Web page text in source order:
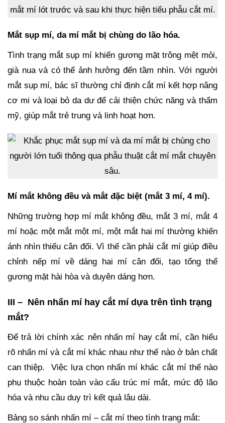
Mắt sụp mí, da mí mắt bị chùng do lão hóa.
Tình trạng mắt sụp mí khiến gương mặt trông mệt mỏi,
già nua và có thể ảnh hưởng đến tầm nhìn. Với người
mắt sụp mí, bác sĩ thường chỉ định cắt mí kết hợp nâng
cơ mi và loại bỏ da dư để cải thiện chức năng và thẩm
mỹ, giúp mắt trẻ trung và linh hoạt hơn.
Mí mắt không đều và mắt đặc biệt (mắt 3 mí, 4 mí).
Những trường hợp mí mắt không đều, mắt 3 mí, mắt 4
mí hoặc một mắt một mí, một mắt hai mí thường khiến
ánh nhìn thiếu cân đối. Vì thế cần phải cắt mí giúp điều
chỉnh nếp mí về dáng hai mí cân đối, tạo tổng thể
gương mặt hài hòa và duyên dáng hơn.
III – Nên nhấn mí hay cắt mí dựa trên tình trạng
mắt?
Để trả lời chính xác nên nhấn mí hay cắt mí, cần hiểu
rõ nhấn mí và cắt mí khác nhau như thế nào ở bản chất
can thiệp. Việc lựa chọn nhấn mí khác cắt mí thế nào
phụ thuộc hoàn toàn vào cấu trúc mí mắt, mức độ lão
hóa và nhu cầu duy trì kết quả lâu dài.
Bảng so sánh nhấn mí – cắt mí theo tình trạng mắt: